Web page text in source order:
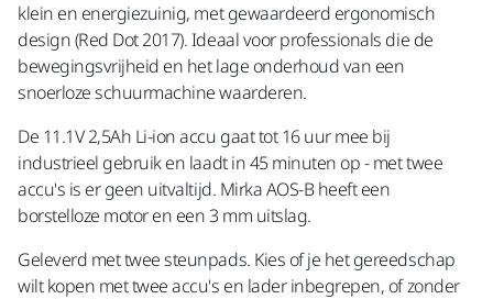
klein en energiezuinig, met gewaardeerd ergonomisch
design (Red Dot 2017). Ideaal voor professionals die de
bewegingsvrijheid en het lage onderhoud van een
snoerloze schuurmachine waarderen.
De 11.1V 2,5Ah Li-ion accu gaat tot 16 uur mee bij
industrieel gebruik en laadt in 45 minuten op - met twee
accu's is er geen uitvaltijd. Mirka AOS-B heeft een
borstelloze motor en een 3 mm uitslag.
Geleverd met twee steunpads. Kies of je het gereedschap
wilt kopen met twee accu's en lader inbegrepen, of zonder